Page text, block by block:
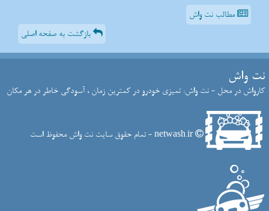
مطالب نت واش
بازگشت به صفحه اصلی
نت واش
کارواش در محل - نت واش: تمیزی خودرو در کمترین زمان ، آسودگی خاطر در هر مکان
netwash.ir - تمام حقوق سایت نت واش محفوظ است